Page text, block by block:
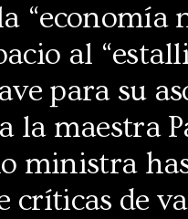
“economía
al
para su
la maestra
ministra
de